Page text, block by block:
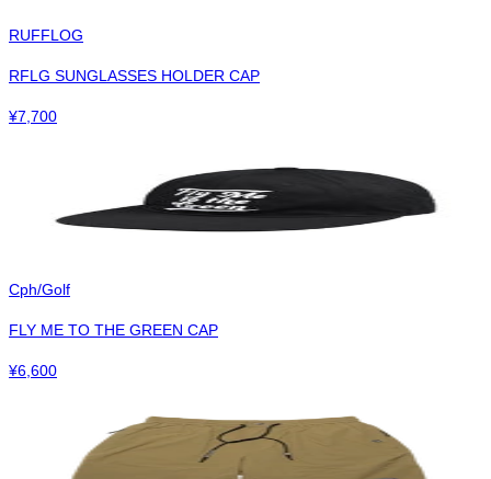
RUFFLOG
RFLG SUNGLASSES HOLDER CAP
¥7,700
Cph/Golf
FLY ME TO THE GREEN CAP
¥6,600